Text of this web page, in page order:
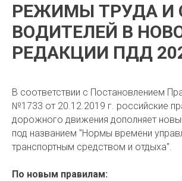
РЕЖИМЫ ТРУДА И
ВОДИТЕЛЕЙ В
РЕДАКЦИИ ПДД
В соответствии с Постановлением
№1733 от 20.12.2019 г. российские
дорожного движения дополняет
под названием "Нормы времени
транспортным средством и отдыха".
По новым правилам: